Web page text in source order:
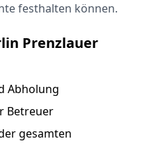
festhalten können.
Prenzlauer
Abholung
Betreuer
gesamten